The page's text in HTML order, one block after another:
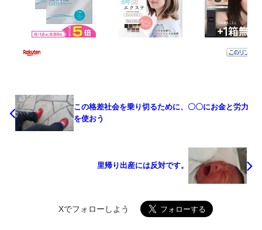
この格差社会を乗り切るために、〇〇にお金と労力
を使おう
里帰り出産には反対です。
Xでフォローしよう